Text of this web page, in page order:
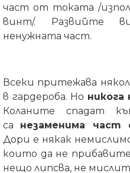
част от токата /
винт/. Развийте
ненужната част.
Всеки притежава
в гардероба. Но
Коланите спадат
са незаменима част
Дори е някак
които да не
нещо липсва, не